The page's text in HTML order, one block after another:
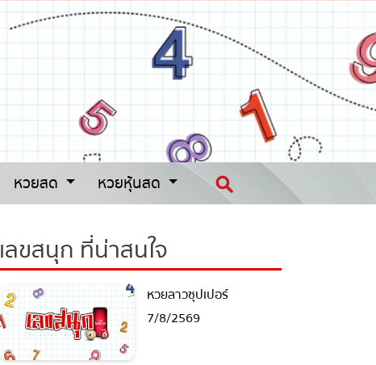
หวยสด หวยหุ้นสด
เลขสนุก ที่น่าสนใจ
หวยลาวซุปเปอร์
7/8/2569